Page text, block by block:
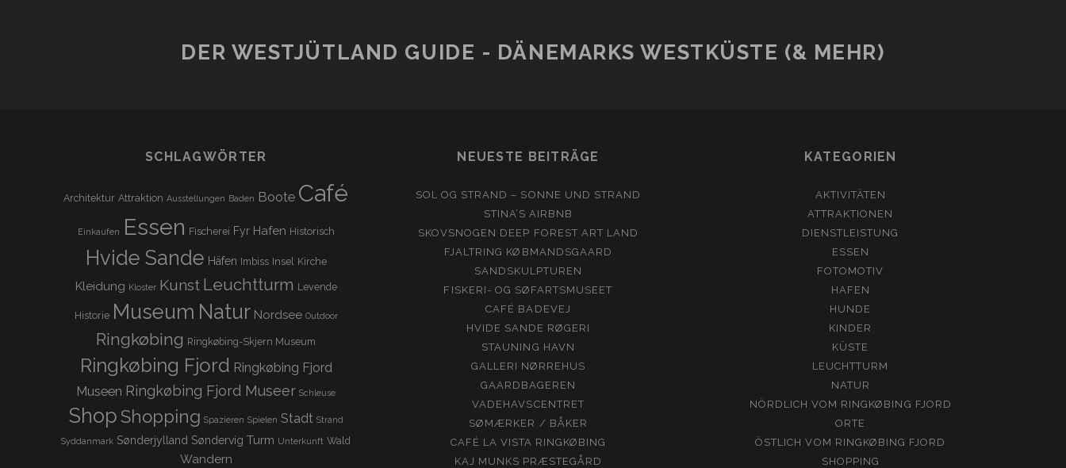
DER WESTJÜTLAND GUIDE - DÄNEMARKS WESTKÜSTE (& MEHR)
SCHLAGWÖRTER
Architektur Attraktion Ausstellungen Baden Boote Café
Einkaufen Essen Fischerei Fyr Hafen Historisch
Hvide Sande Häfen Imbiss Insel Kirche
Kleidung Kloster Kunst Leuchtturm Levende
Historie Museum Natur Nordsee Outdoor
Ringkøbing Ringkøbing-Skjern Museum
Ringkøbing Fjord Ringkøbing Fjord
Museen Ringkøbing Fjord Museer Schleuse
ShopShopping Spazieren Spielen Stadt Strand
Syddanmark Sønderjylland Søndervig Turm Unterkunft Wald
Wandern
NEUESTE BEITRÄGE
SOL OG STRAND – SONNE UND STRAND
STINA’S AIRBNB
SKOVSNOGEN DEEP FOREST ART LAND
FJALTRING KØBMANDSGAARD
SANDSKULPTUREN
FISKERI- OG SØFARTSMUSEET
CAFÉ BADEVEJ
HVIDE SANDE RØGERI
STAUNING HAVN
GALLERI NØRREHUS
GAARDBAGEREN
VADEHAVSCENTRET
SØMÆRKER / BÅKER
CAFÉ LA VISTA RINGKØBING
KAJ MUNKS PRÆSTEGÅRD
KATEGORIEN
AKTIVITÄTEN
ATTRAKTIONEN
DIENSTLEISTUNG
ESSEN
FOTOMOTIV
HAFEN
HUNDE
KINDER
KÜSTE
LEUCHTTURM
NATUR
NÖRDLICH VOM RINGKØBING FJORD
ORTE
ÖSTLICH VOM RINGKØBING FJORD
SHOPPING